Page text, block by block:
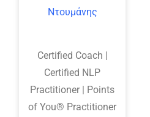
Ντουμάνης
Certified Coach |
Certified NLP
Practitioner | Points
of You® Practitioner